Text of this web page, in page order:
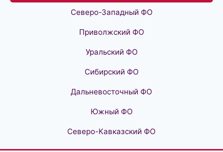
Северо-Западный ФО
Приволжский ФО
Уральский ФО
Сибирский ФО
Дальневосточный ФО
Южный ФО
Северо-Кавказский ФО